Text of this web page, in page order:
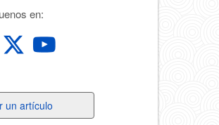
en:
un artículo